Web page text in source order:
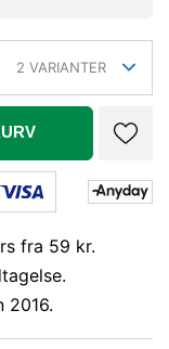
2 VARIANTER
fra 59 kr.
2016.